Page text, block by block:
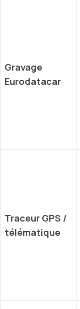
Gravage
Eurodatacar
Traceur GPS /
télématique